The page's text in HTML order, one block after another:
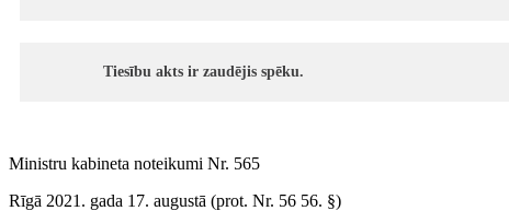
Tiesību akts ir zaudējis spēku.
Ministru kabineta noteikumi Nr. 565
Rīgā 2021. gada 17. augustā (prot. Nr. 56 56. §)